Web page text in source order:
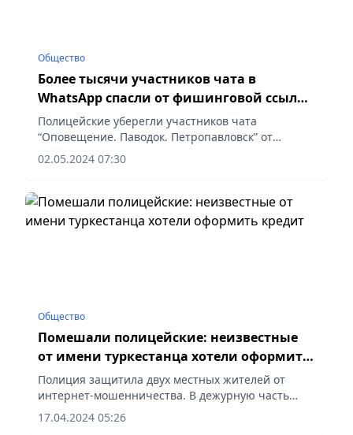
Общество
Более тысячи участников чата в
WhatsApp спасли от фишинговой ссылки
полицейские в СКО
Полицейские уберегли участников чата
“Оповещение. Паводок. Петропавловск” от
серьезной опасности, своевременно выявив
вредоносную ссылку, сообщает Polisia.kz.
02.05.2024 07:30
Общество
Помешали полицейские: неизвестные
от имени туркестанца хотели оформить
кредит
Полиция защитила двух местных жителей от
интернет-мошенничества. В дежурную часть
Сайрамского районного управления полиции
обратился местный житель с просьбой о помощи.
17.04.2024 05:26